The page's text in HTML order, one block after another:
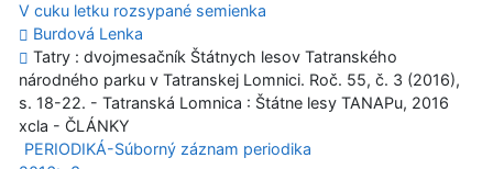
V cuku letku rozsypané semienka
Burdová Lenka
Tatry : dvojmesačník Štátnych lesov Tatranského
národného parku v Tatranskej Lomnici. Roč. 55, č. 3 (2016),
s. 18-22. - Tatranská Lomnica : Štátne lesy TANAPu, 2016
xcla - ČLÁNKY
PERIODIKÁ-Súborný záznam periodika